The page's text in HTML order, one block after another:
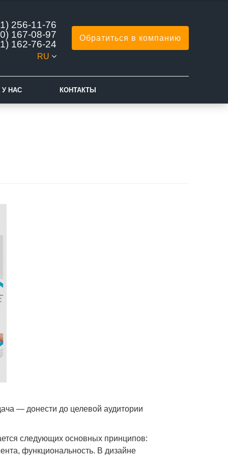
256-11-76
167-08-97
162-76-24
RU
Обратиться в компанию
У НАС КОНТАКТЫ
— донести до целевой аудитории
следующих основных принципов:
функциональность. В дизайне